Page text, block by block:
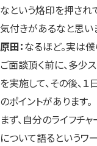
なという烙印を押され
気付きがあるなと思い
原田：なるほど。実は
ご面談頂く前に、多少
を実施して、その後、
のポイントがあります。
まず、自分のライフチ
について語るというワ